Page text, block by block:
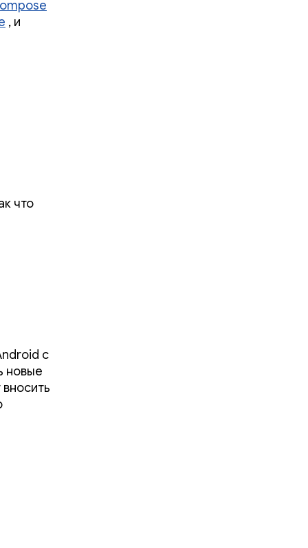
, и
что
с
новые